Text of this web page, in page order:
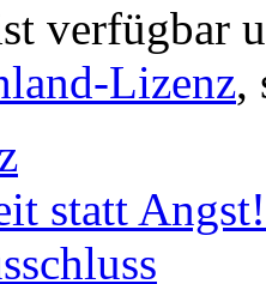
verfügbar
Lizenz,
statt Angst!